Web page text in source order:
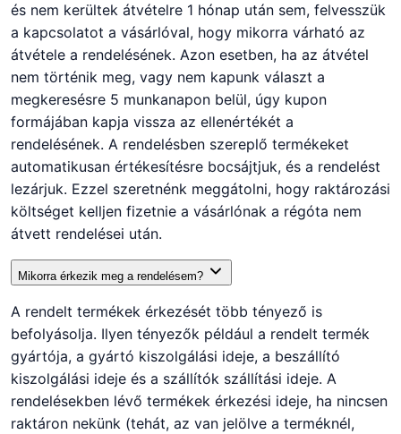
és nem kerültek átvételre 1 hónap után sem, felvesszük
a kapcsolatot a vásárlóval, hogy mikorra várható az
átvétele a rendelésének. Azon esetben, ha az átvétel
nem történik meg, vagy nem kapunk választ a
megkeresésre 5 munkanapon belül, úgy kupon
formájában kapja vissza az ellenértékét a
rendelésének. A rendelésben szereplő termékeket
automatikusan értékesítésre bocsájtjuk, és a rendelést
lezárjuk. Ezzel szeretnénk meggátolni, hogy raktározási
költséget kelljen fizetnie a vásárlónak a régóta nem
átvett rendelései után.
Mikorra érkezik meg a rendelésem?
A rendelt termékek érkezését több tényező is
befolyásolja. Ilyen tényezők például a rendelt termék
gyártója, a gyártó kiszolgálási ideje, a beszállító
kiszolgálási ideje és a szállítók szállítási ideje. A
rendelésekben lévő termékek érkezési ideje, ha nincsen
raktáron nekünk (tehát, az van jelölve a terméknél,